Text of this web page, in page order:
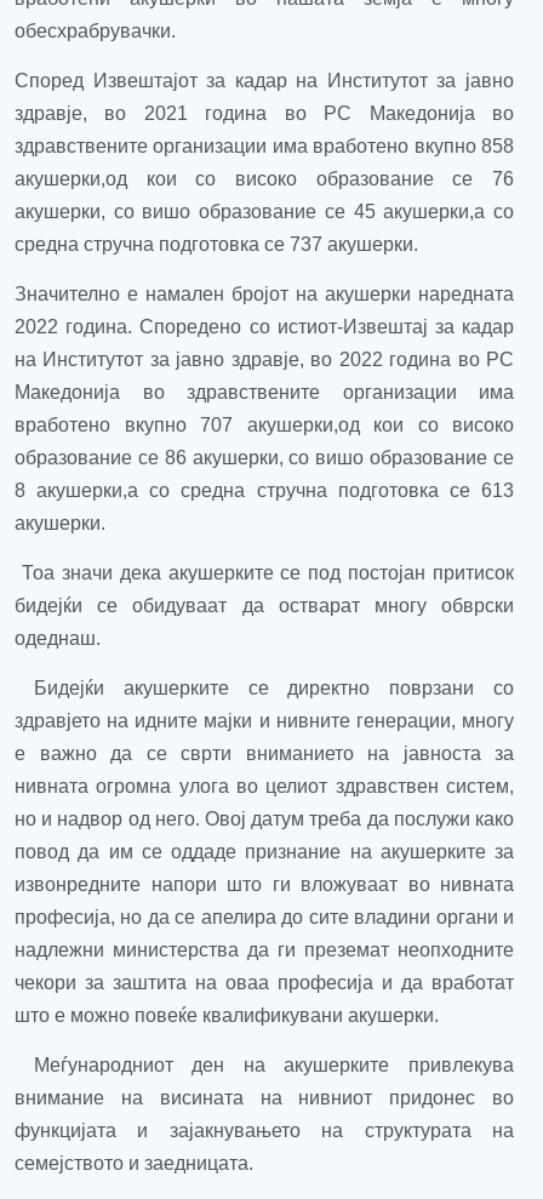
обесхрабрувачки.
Според Извештајот за кадар на Институтот за јавно
здравје, во 2021 година во РС Македонија во
здравствените организации има вработено вкупно 858
акушерки,од кои со високо образование се 76
акушерки, со вишо образование се 45 акушерки,а со
средна стручна подготовка се 737 акушерки.
Значително е намален бројот на акушерки наредната
2022 година.Споредено со истиот-Извештај за кадар
на Институтот за јавно здравје, во 2022 година во РС
Македонија во здравствените организации има
вработено вкупно 707 акушерки,од кои со високо
образование се 86акушерки, со вишо образование се
8 акушерки,а со средна стручна подготовка се 613
акушерки.
Тоа значи дека акушерките се под постојан притисок
бидејќи се обидуваат да остварат многу обврски
одеднаш.
Бидејќи акушерките се директно поврзани со
здравјето на идните мајки и нивните генерации, многу
е важно да се сврти вниманието на јавноста за
нивната огромна улога во целиот здравствен систем,
но и надвор од него. Овој датум треба да послужи како
повод да им се оддаде признание на акушерките за
извонредните напори што ги вложуваат во нивната
професија, но да се апелира до сите владини органи и
надлежни министерства да ги преземат неопходните
чекори за заштита на оваа професија и да вработат
што е можно повеќе квалификувани акушерки.
Меѓународниот ден на акушерките привлекува
внимание на висината на нивниот придонес во
функцијата и зајакнувањето на структурата на
семејството и заедницата.